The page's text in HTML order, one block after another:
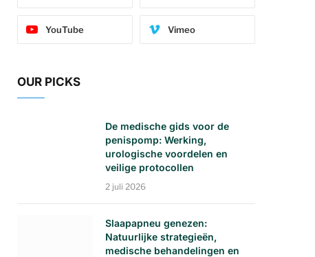
YouTube Vimeo
OUR PICKS
De medische gids voor de
penispomp: Werking,
urologische voordelen en
veilige protocollen
2 juli 2026
Slaapapneu genezen:
Natuurlijke strategieën,
medische behandelingen en